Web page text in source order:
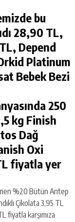
bu
28,90 TL,
Depend
Platinum
Bebek Bezi
250
kg Finish
Dağ
Oxi
fiyatla yer
%20 Bütün Antep
Çikolata 3,95 TL
fiyatla karşımıza